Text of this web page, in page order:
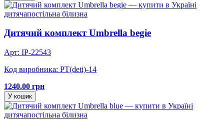
дитячапостільна білизна
Дитячий комплект Umbrella begie
Арт: IP-22543
Код виробника: PT(deti)-14
1240.00 грн
У кошик
дитячапостільна білизна